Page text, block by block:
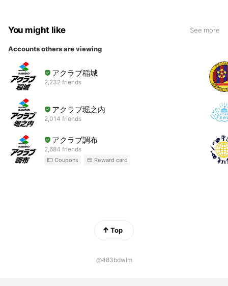
You might like See more
Accounts others are viewing
アクラブ稲城
2,232 friends
アクラブ堀之内
2,014 friends
アクラブ調布
2,684 friends
Coupons Reward card
Top
@483bdwlm